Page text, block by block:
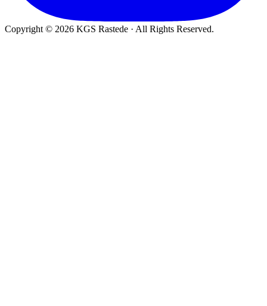
Copyright © 2026 KGS Rastede · All Rights Reserved.